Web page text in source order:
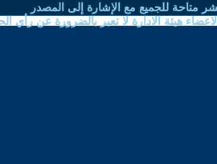
متاحة للجميع مع الإشارة إلى المصدر
هيئة الادارة لا تعبر بالضرورة عن رأي